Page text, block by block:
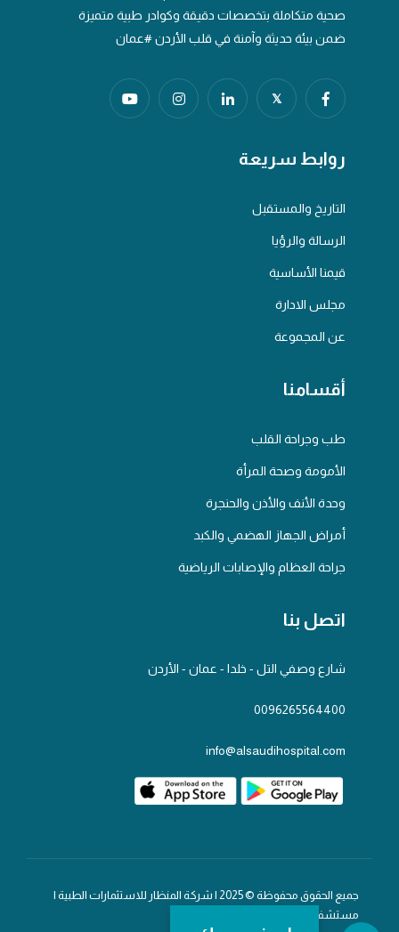
صحية متكاملة بتخصصات دقيقة وكوادر طبية متميزة
ضمن بيئة حديثة وآمنة في قلب الأردن #عمان
𝕏
روابط سريعة
التاريخ والمستقبل
الرسالة والرؤيا
قيمنا الأساسية
مجلس الادارة
عن المجموعة
أقسامنا
طب وجراحة القلب
الأمومة وصحة المرأة
وحدة الأنف والأذن والحنجرة
أمراض الجهاز الهضمي والكبد
جراحة العظام والإصابات الرياضية
اتصل بنا
شارع وصفي التل - خلدا - عمان - الأردن
0096265564400
info@alsaudihospital.com
جميع الحقوق محفوظة © 2025 | شركة المنظار للاستثمارات الطبية |
مستشفى السعودي